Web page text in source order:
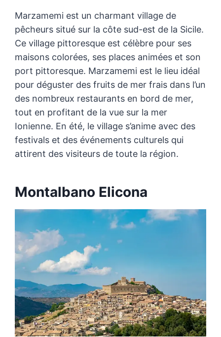
Marzamemi est un charmant village de
pêcheurs situé sur la côte sud-est de la Sicile.
Ce village pittoresque est célèbre pour ses
maisons colorées, ses places animées et son
port pittoresque. Marzamemi est le lieu idéal
pour déguster des fruits de mer frais dans l’un
des nombreux restaurants en bord de mer,
tout en profitant de la vue sur la mer
Ionienne. En été, le village s’anime avec des
festivals et des événements culturels qui
attirent des visiteurs de toute la région.
Montalbano Elicona